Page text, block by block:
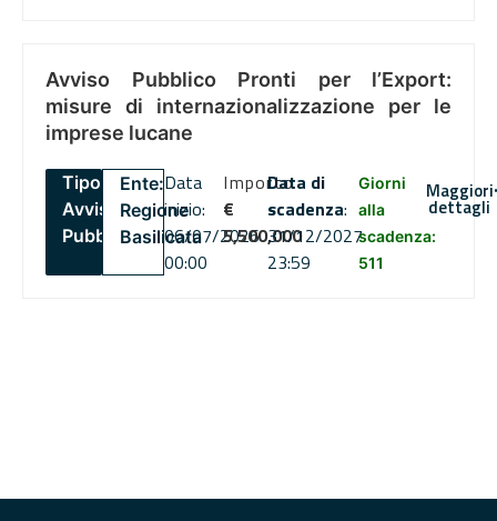
Avviso Pubblico Pronti per l’Export:
misure di internazionalizzazione per le
imprese lucane
Tipo:
Avviso
Pubblico
Ente:
Regione
Basilicata
Data
inizio:
06/07/2026
00:00
Importo
€
5,500,000
Data di
scadenza:
31/12/2027
23:59
Giorni
alla
scadenza:
511
Maggiori
dettagli